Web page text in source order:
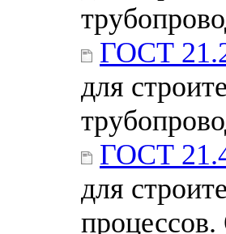
ГОСТ
для
ГОСТ
для